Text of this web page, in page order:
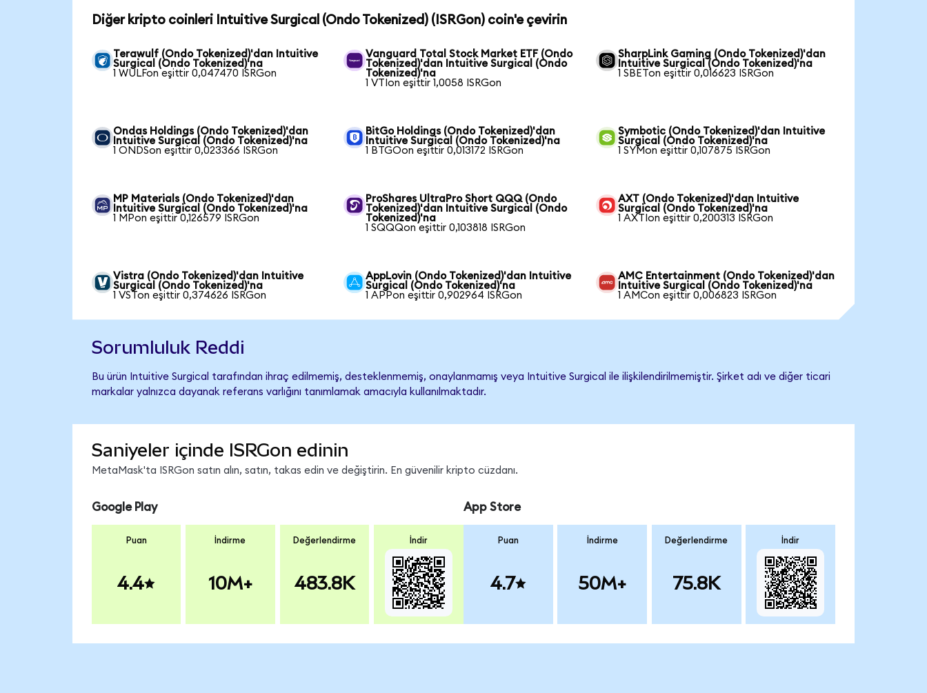
Diğer kripto coinleri Intuitive Surgical (Ondo Tokenized) (ISRGon) coin'e çevirin
Terawulf (Ondo Tokenized)'dan Intuitive
Surgical (Ondo Tokenized)'na
1 WULFon eşittir 0,047470 ISRGon
Vanguard Total Stock Market ETF (Ondo
Tokenized)'dan Intuitive Surgical (Ondo
Tokenized)'na
1 VTIon eşittir 1,0058 ISRGon
SharpLink Gaming (Ondo Tokenized)'dan
Intuitive Surgical (Ondo Tokenized)'na
1 SBETon eşittir 0,016623 ISRGon
Ondas Holdings (Ondo Tokenized)'dan
Intuitive Surgical (Ondo Tokenized)'na
1 ONDSon eşittir 0,023366 ISRGon
BitGo Holdings (Ondo Tokenized)'dan
Intuitive Surgical (Ondo Tokenized)'na
1 BTGOon eşittir 0,013172 ISRGon
Symbotic (Ondo Tokenized)'dan Intuitive
Surgical (Ondo Tokenized)'na
1 SYMon eşittir 0,107875 ISRGon
MP Materials (Ondo Tokenized)'dan
Intuitive Surgical (Ondo Tokenized)'na
1 MPon eşittir 0,126579 ISRGon
ProShares UltraPro Short QQQ (Ondo
Tokenized)'dan Intuitive Surgical (Ondo
Tokenized)'na
1 SQQQon eşittir 0,103818 ISRGon
AXT (Ondo Tokenized)'dan Intuitive
Surgical (Ondo Tokenized)'na
1 AXTIon eşittir 0,200313 ISRGon
Vistra (Ondo Tokenized)'dan Intuitive
Surgical (Ondo Tokenized)'na
1 VSTon eşittir 0,374626 ISRGon
AppLovin (Ondo Tokenized)'dan Intuitive
Surgical (Ondo Tokenized)'na
1 APPon eşittir 0,902964 ISRGon
AMC Entertainment (Ondo Tokenized)'dan
Intuitive Surgical (Ondo Tokenized)'na
1 AMCon eşittir 0,006823 ISRGon
Sorumluluk Reddi
Bu ürün Intuitive Surgical tarafından ihraç edilmemiş, desteklenmemiş, onaylanmamış veya Intuitive Surgical ile ilişkilendirilmemiştir. Şirket adı ve diğer ticari
markalar yalnızca dayanak referans varlığını tanımlamak amacıyla kullanılmaktadır.
Saniyeler içinde ISRGon edinin
MetaMask'ta ISRGon satın alın, satın, takas edin ve değiştirin. En güvenilir kripto cüzdanı.
Google Play
Puan
4.4
İndirme
10M+
Değerlendirme
483.8K
İndir
App Store
Puan
4.7
İndirme
50M+
Değerlendirme
75.8K
İndir